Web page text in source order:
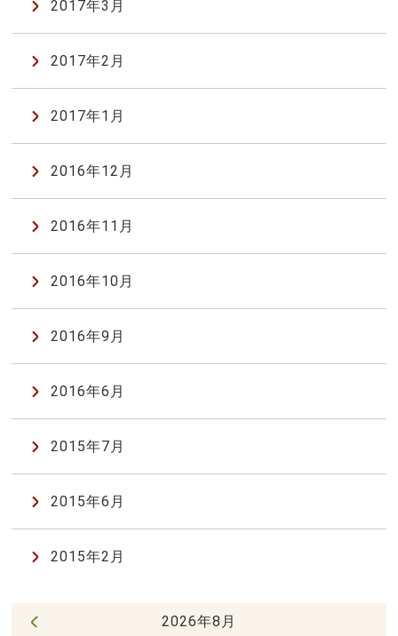
2017年3月
2017年2月
2017年1月
2016年12月
2016年11月
2016年10月
2016年9月
2016年6月
2015年7月
2015年6月
2015年2月
2026年8月